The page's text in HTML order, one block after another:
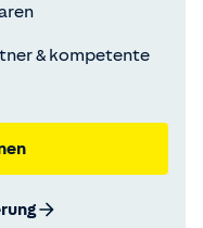
& kompetente